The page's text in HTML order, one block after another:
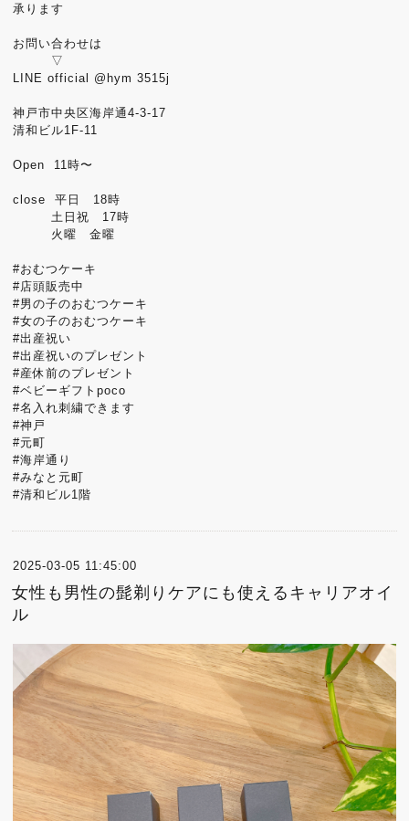
承ります
お問い合わせは
▽
LINE official @hym 3515j
神戸市中央区海岸通4-3-17
清和ビル1F-11
Open 11時〜
close 平日 18時
土日祝 17時
火曜 金曜
#おむつケーキ
#店頭販売中
#男の子のおむつケーキ
#女の子のおむつケーキ
#出産祝い
#出産祝いのプレゼント
#産休前のプレゼント
#ベビーギフトpoco
#名入れ刺繍できます
#神戸
#元町
#海岸通り
#みなと元町
#清和ビル1階
2025-03-05 11:45:00
女性も男性の髭剃りケアにも使えるキャリアオイ
ル